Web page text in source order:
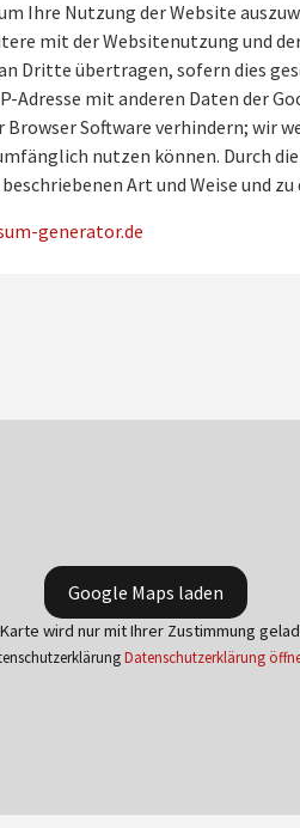
Ihre Nutzung der Website
mit der Websitenutzung und
Dritte übertragen, sofern dies
Adresse mit anderen Daten der
Software verhindern; wir
nutzen können. Durch
Art und Weise und
generator.de
Google Maps laden
wird nur mit Ihrer Zustimmung
Datenschutzerklärung